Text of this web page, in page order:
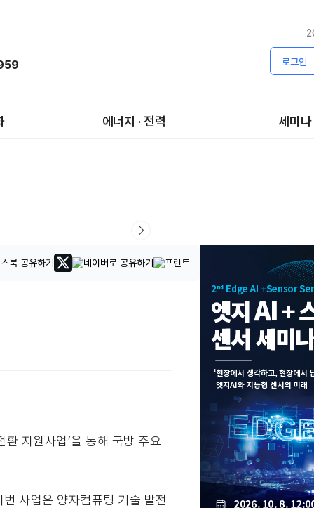
로그인
에너지 · 전력 세미나
지원사업’을 통해 국방 주요
사업은 양자컴퓨팅 기술 발전